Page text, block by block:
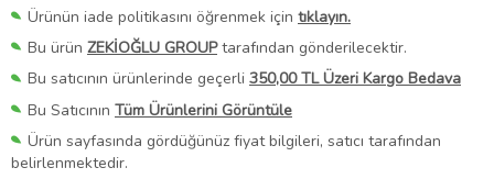
Ürünün iade politikasını öğrenmek için tıklayın.
Bu ürün ZEKİOĞLU GROUPtarafından gönderilecektir.
Bu satıcının ürünlerinde geçerli 350,00 TL Üzeri Kargo Bedava
Bu Satıcının Tüm Ürünlerini Görüntüle
Ürün sayfasında gördüğünüz fiyat bilgileri, satıcı tarafından
belirlenmektedir.